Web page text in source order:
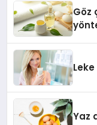
Göz
Yaz